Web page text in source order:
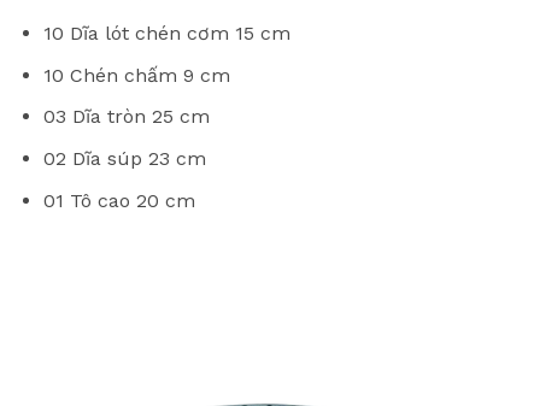
10 Dĩa lót chén cơm 15 cm
10 Chén chấm 9 cm
03 Dĩa tròn 25 cm
02 Dĩa súp 23 cm
01 Tô cao 20 cm